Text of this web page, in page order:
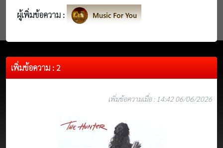
ผู้เพิ่มข้อความ :
เพิ่มข้อความ : 2
เพิ่มข้อความเมื่อ : 14:42 06/06/2026